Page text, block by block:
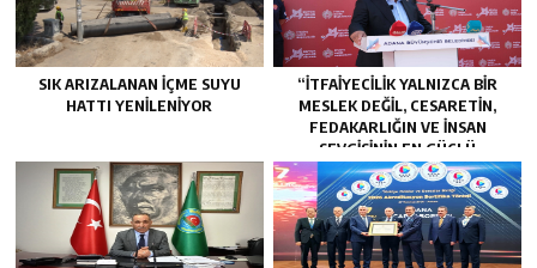
SIK ARIZALANAN IÇME SUYU
HATTI YENILENIYOR
“İTFAIYECILIK YALNIZCA BIR
MESLEK DEĞIL, CESARETIN,
FEDAKARLIĞIN VE INSAN
SEVGISININ EN GÜÇLÜ
TEMSILIDIR.”